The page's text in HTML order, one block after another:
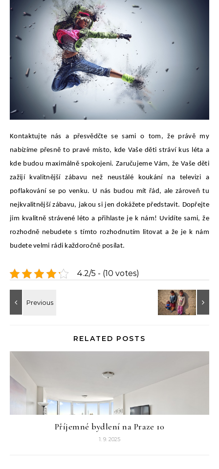
Kontaktujte nás a přesvědčte se sami o tom, že právě my
nabízíme přesně to pravé místo, kde Vaše děti stráví kus léta a
kde budou maximálně spokojeni. Zaručujeme Vám, že Vaše děti
zažijí kvalitnější zábavu než neustálé koukání na televizi a
poflakování se po venku. U nás budou mít řád, ale zároveň tu
nejkvalitnější zábavu, jakou si jen dokážete představit. Dopřejte
jim kvalitně strávené léto a přihlaste je k nám! Uvidíte sami, že
rozhodně nebudete s tímto rozhodnutím litovat a že je k nám
budete velmi rádi každoročně posílat.
4.2/5 - (10 votes)
RELATED POSTS
Příjemné bydlení na Praze 10
1. 9. 2025